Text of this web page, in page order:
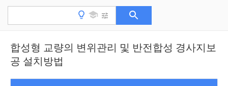
합성형 교량의 변위관리 및 반전합성 경사지보
공 설치방법